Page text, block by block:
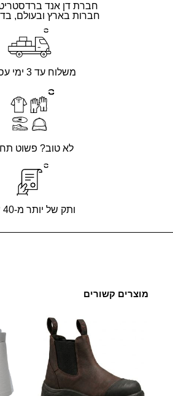
חברת דן אנד
חברות בארץ ובעולם,
משלוח עד 3 ימי עסקים
לא טוב? פשוט
ותק של יותר מ-40 שנה
מוצרים קשורים